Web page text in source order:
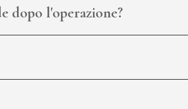
dopo l'operazione?